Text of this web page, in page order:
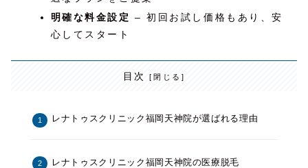
明確な料金設定
– 初回お試し価格もあり、安
心してスタート
目次
レナトゥスクリニック福岡天神院が選ばれる理由
レナトゥスクリニック福岡天神院の医療脱毛